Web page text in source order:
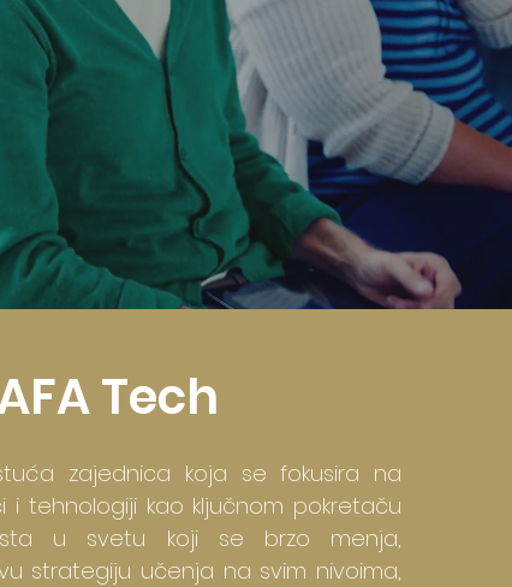
Tech
zajednica koja se fokusira na
i tehnologiji kao ključnom pokretaču
u svetu koji se brzo menja,
strategiju učenja na svim nivoima,